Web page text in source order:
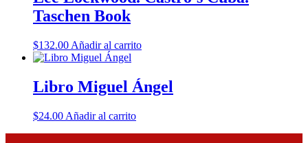
Taschen Book
$132.00 Añadir al carrito
Libro Miguel Ángel
$24.00 Añadir al carrito